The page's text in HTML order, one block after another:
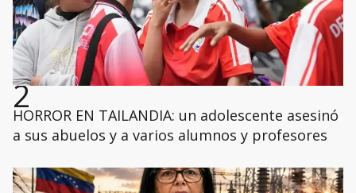
2
HORROR EN TAILANDIA: un adolescente asesinó
a sus abuelos y a varios alumnos y profesores